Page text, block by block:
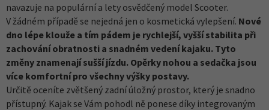
navazuje na populární a lety osvědčený model Scooter.
V žádném případě se nejedná jen o kosmetická vylepšení. Nové
dno lépe klouže a tím pádem je rychlejší, vyšší stabilita při
zachování obratnosti a snadném vedení kajaku. Tyto
změny znamenají sušší jízdu. Opěrky nohou a sedačka jsou
více komfortní pro všechny výšky postavy.
Určitě oceníte zvětšený zadní úložný prostor, který je snadno
přístupný. Kajak se Vám pohodl ně ponese díky integrovaným